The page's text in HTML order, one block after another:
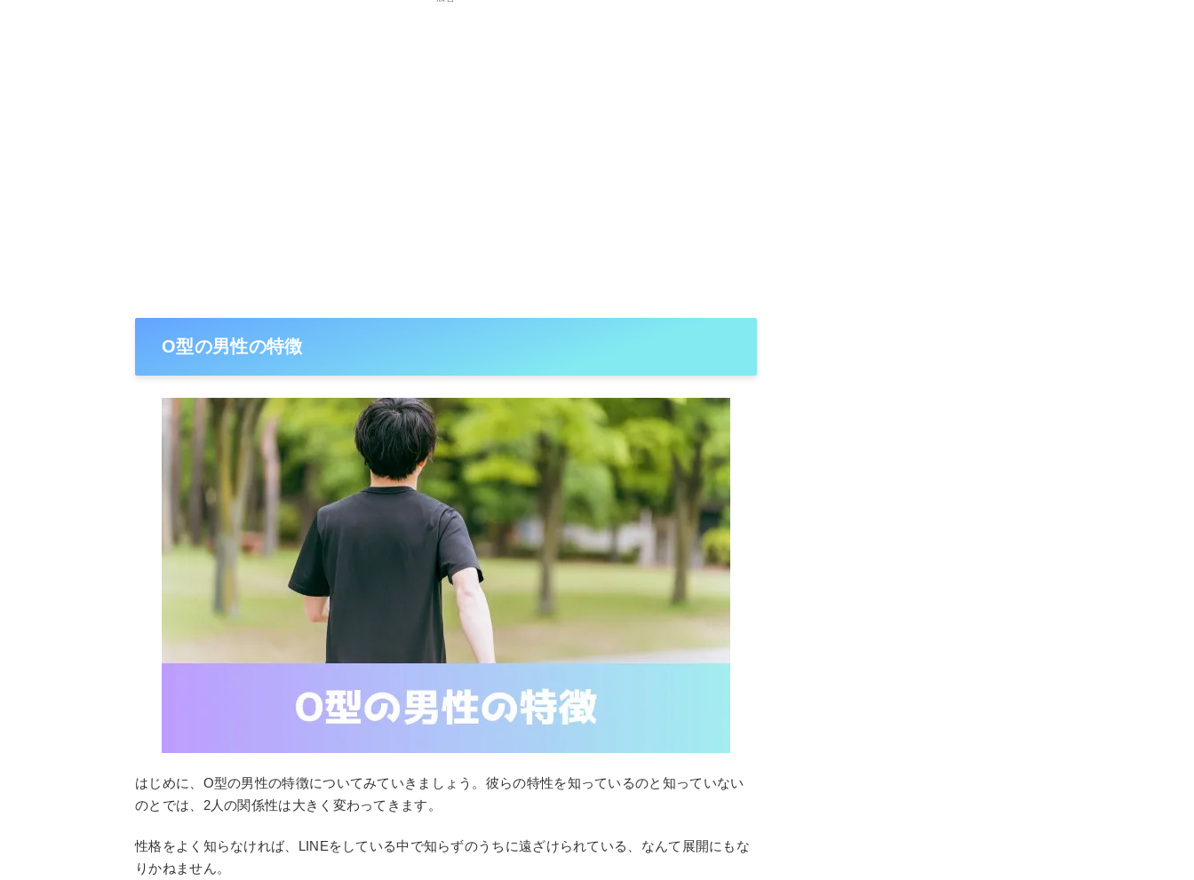
O型の男性の特徴
はじめに、O型の男性の特徴についてみていきましょう。彼らの特性を知っているのと知っていない
のとでは、2人の関係性は大きく変わってきます。
性格をよく知らなければ、LINEをしている中で知らずのうちに遠ざけられている、なんて展開にもな
りかねません。